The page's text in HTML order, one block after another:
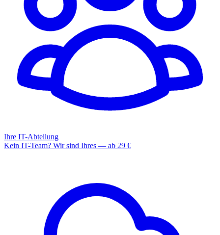
Ihre IT-Abteilung
Kein IT-Team? Wir sind Ihres — ab 29 €